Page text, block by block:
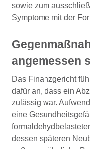
sowie zum
Symptome mit der
angemessen
Das Finanzgericht
dafür an, dass ein
zulässig war.
eine
dessen späteren